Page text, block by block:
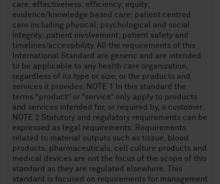
care; effectiveness; efficiency; equity;
evidence/knowledge based care; patient centred
care including physical, psychological and social
integrity; patient involvement; patient safety and
timelines/accessibility. All the requirements of this
International Standard are generic and are intended
to be applicable to any health care organization,
regardless of its type or size, or the products and
services it provides. NOTE 1 In this standard the
terms “product” or “service” only apply to products
and services intended for, or required by, a customer.
NOTE 2 Statutory and regulatory requirements can be
expressed as legal requirements. Requirements
related to material outputs such as tissue, blood
products, pharmaceuticals, cell culture products and
medical devices are not the focus of the scope of this
standard as they are regulated elsewhere. This
standard is focused on requirements for management